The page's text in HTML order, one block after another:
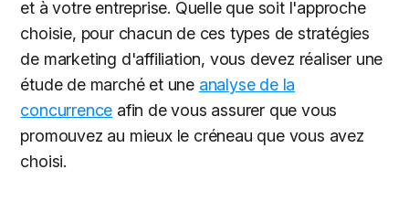
et à votre entreprise. Quelle que soit l'approche
choisie, pour chacun de ces types de stratégies
de marketing d'affiliation, vous devez réaliser une
étude de marché et une analyse de la
concurrence afin de vous assurer que vous
promouvez au mieux le créneau que vous avez
choisi.